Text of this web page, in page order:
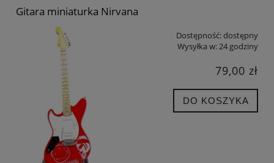
Gitara miniaturka Nirvana
Dostępność:dostępny
Wysyłka w:24 godziny
79,00 zł
DO KOSZYKA